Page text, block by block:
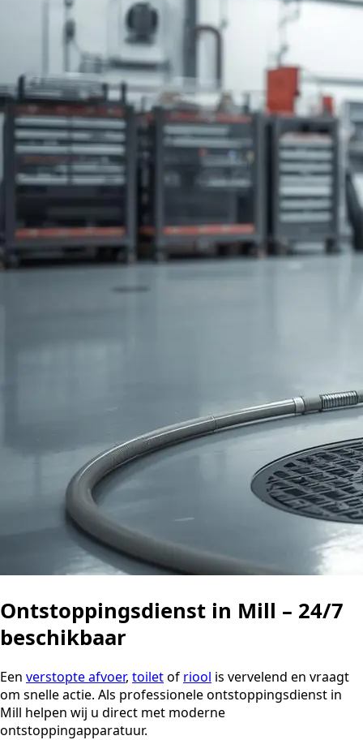
Ontstoppingsdienst in Mill – 24/7
beschikbaar
Een verstopte afvoer, toiletof riool is vervelend en vraagt
om snelle actie. Als professionele ontstoppingsdienst in
Mill helpen wij u direct met moderne
ontstoppingapparatuur.